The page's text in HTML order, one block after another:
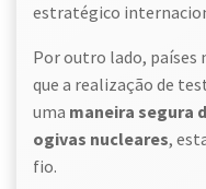
estratégico
Por outro lado,
que a realização de
uma maneira segura
ogivas nucleares,
fio.